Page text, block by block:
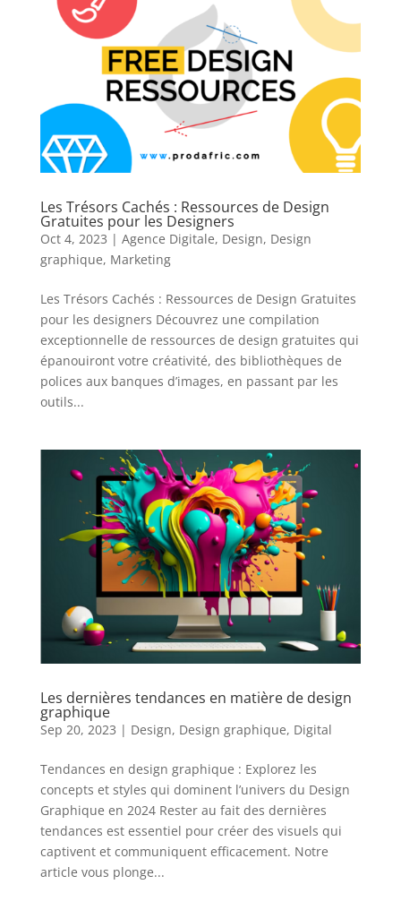
Les Trésors Cachés : Ressources de Design
Gratuites pour les Designers
Oct 4, 2023 | Agence Digitale, Design, Design
graphique, Marketing
Les Trésors Cachés : Ressources de Design Gratuites
pour les designers Découvrez une compilation
exceptionnelle de ressources de design gratuites qui
épanouiront votre créativité, des bibliothèques de
polices aux banques d’images, en passant par les
outils...
Les dernières tendances en matière de design
graphique
Sep 20, 2023 | Design, Design graphique, Digital
Tendances en design graphique : Explorez les
concepts et styles qui dominent l’univers du Design
Graphique en 2024 Rester au fait des dernières
tendances est essentiel pour créer des visuels qui
captivent et communiquent efficacement. Notre
article vous plonge...